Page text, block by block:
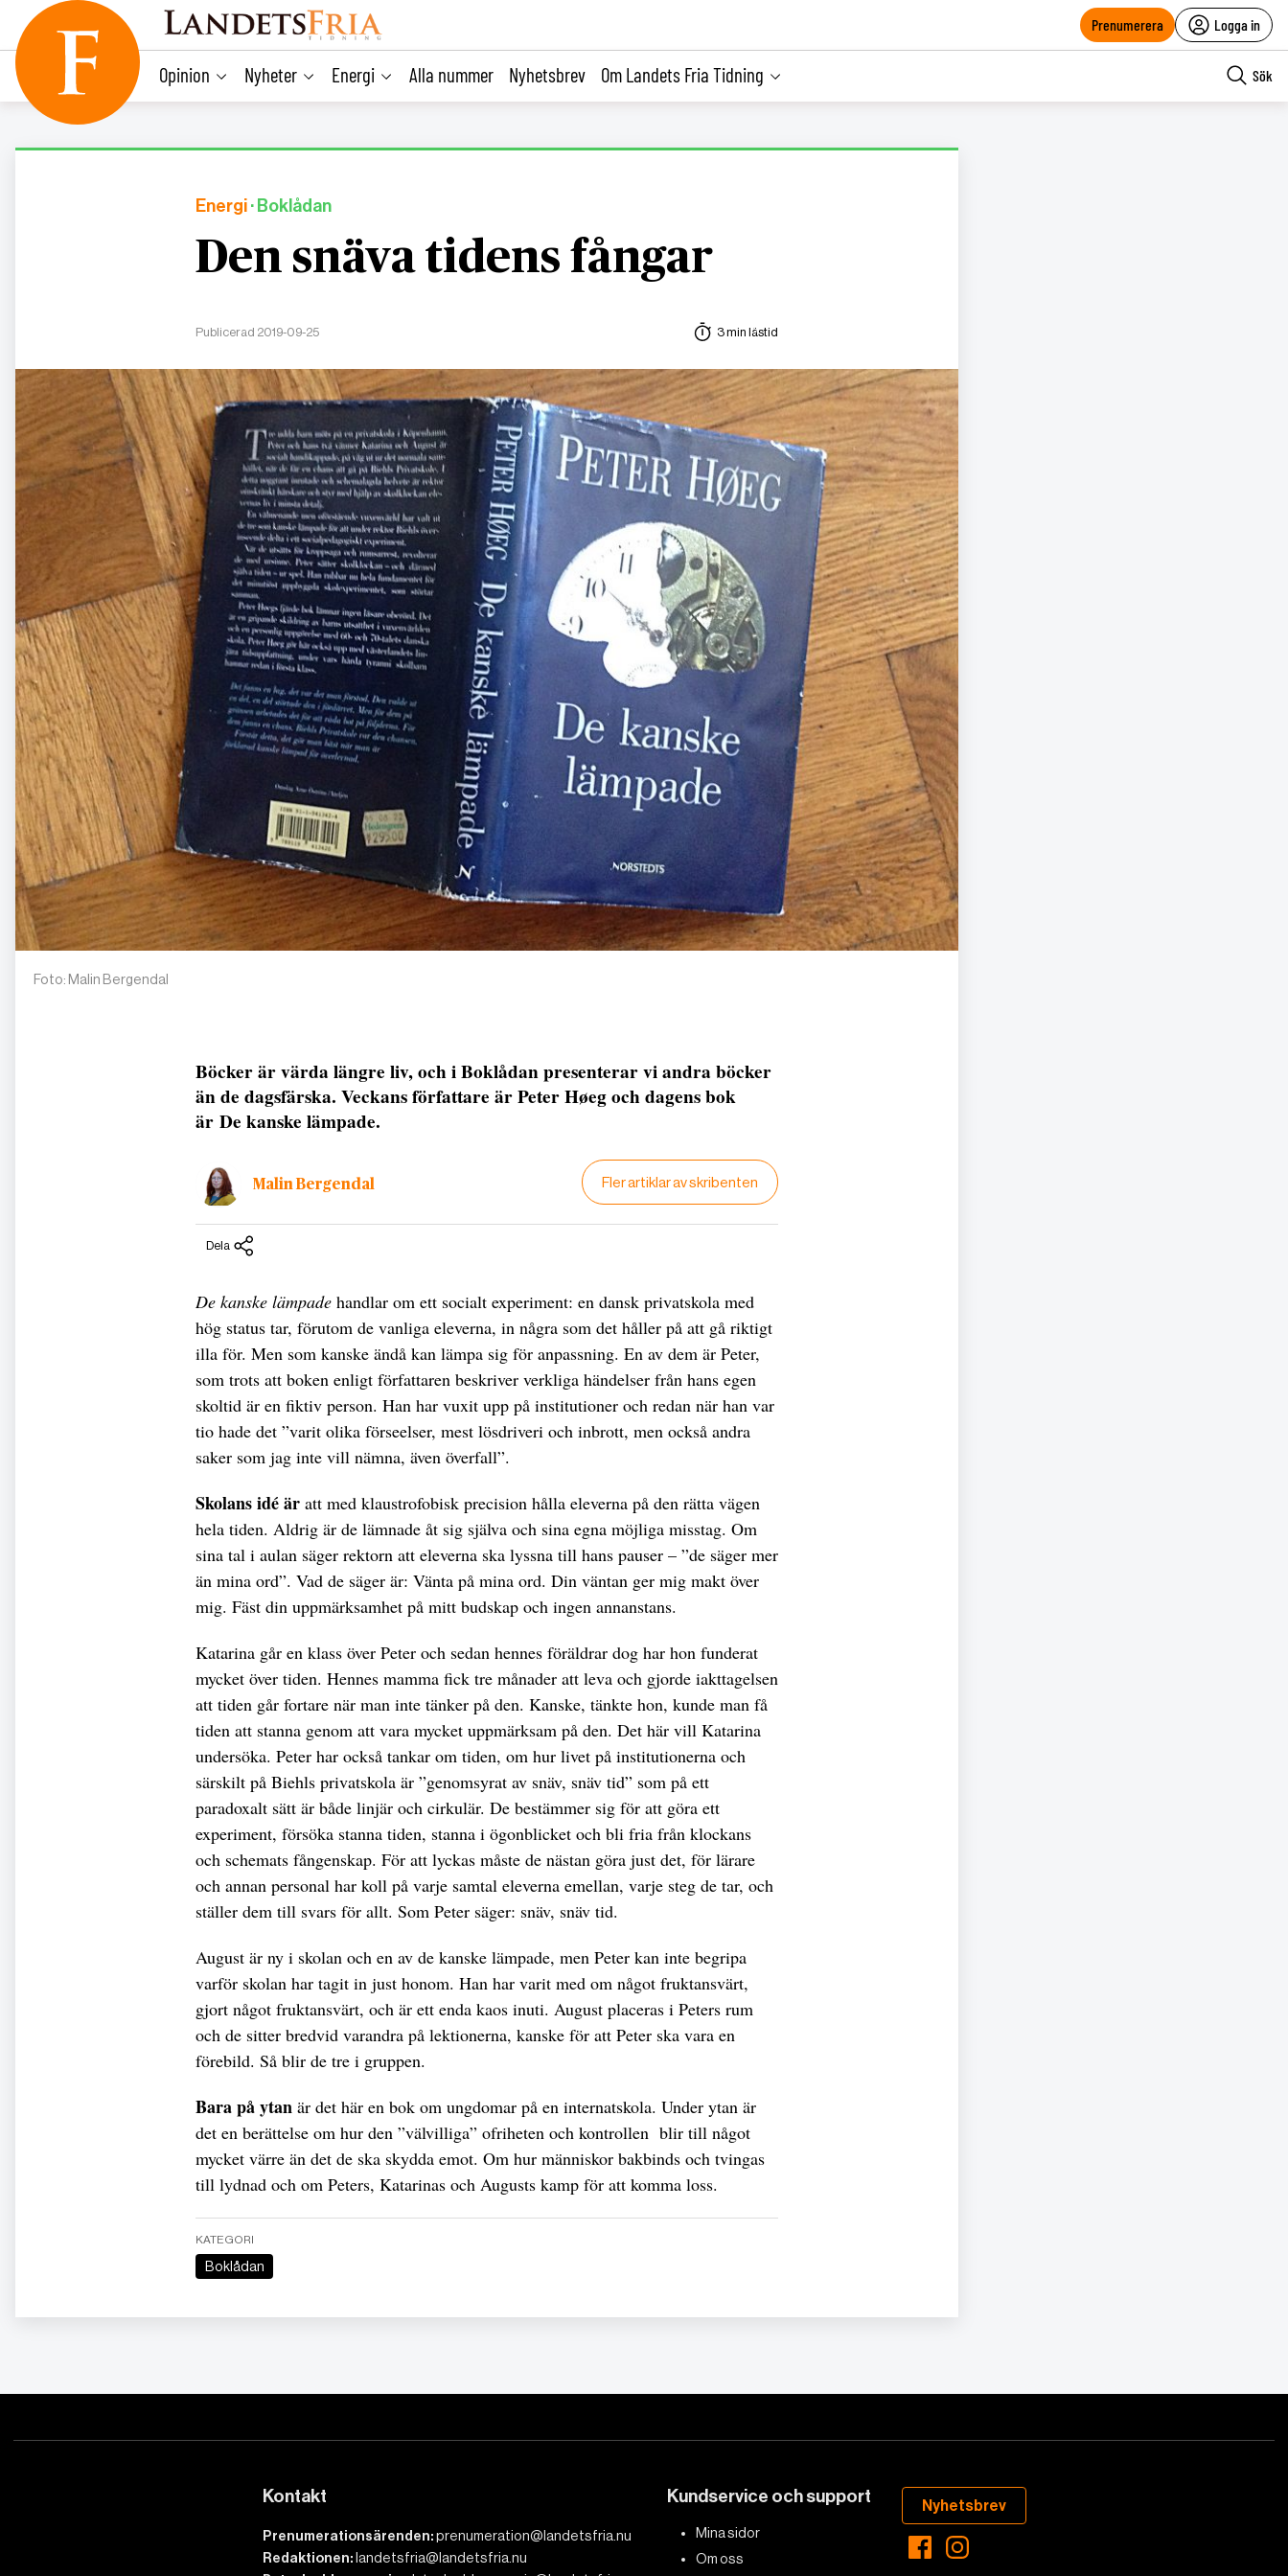
content
Prenumerera Logga in
Opinion Nyheter Energi Alla nummer Nyhetsbrev Om Landets Fria Tidning Sök
Energi· Boklådan
Den snäva tidens fångar
Publicerad 2019-09-25 3 min lästid
Foto: Malin Bergendal
Böcker är värda längre liv, och i Boklådan presenterar vi andra böcker
än de dagsfärska. Veckans författare är Peter Høeg och dagens bok
är De kanske lämpade.
Malin Bergendal Fler artiklar av skribenten
Dela
De kanske lämpade handlar om ett socialt experiment: en dansk privatskola med
hög status tar, förutom de vanliga eleverna, in några som det håller på att gå riktigt
illa för. Men som kanske ändå kan lämpa sig för anpassning. En av dem är Peter,
som trots att boken enligt författaren beskriver verkliga händelser från hans egen
skoltid är en fiktiv person. Han har vuxit upp på institutioner och redan när han var
tio hade det ”varit olika förseelser, mest lösdriveri och inbrott, men också andra
saker som jag inte vill nämna, även överfall”.
Skolans idé är att med klaustrofobisk precision hålla eleverna på den rätta vägen
hela tiden. Aldrig är de lämnade åt sig själva och sina egna möjliga misstag. Om
sina tal i aulan säger rektorn att eleverna ska lyssna till hans pauser – ”de säger mer
än mina ord”. Vad de säger är: Vänta på mina ord. Din väntan ger mig makt över
mig. Fäst din uppmärksamhet på mitt budskap och ingen annanstans.
Katarina går en klass över Peter och sedan hennes föräldrar dog har hon funderat
mycket över tiden. Hennes mamma fick tre månader att leva och gjorde iakttagelsen
att tiden går fortare när man inte tänker på den. Kanske, tänkte hon, kunde man få
tiden att stanna genom att vara mycket uppmärksam på den. Det här vill Katarina
undersöka. Peter har också tankar om tiden, om hur livet på institutionerna och
särskilt på Biehls privatskola är ”genomsyrat av snäv, snäv tid” som på ett
paradoxalt sätt är både linjär och cirkulär. De bestämmer sig för att göra ett
experiment, försöka stanna tiden, stanna i ögonblicket och bli fria från klockans
och schemats fångenskap. För att lyckas måste de nästan göra just det, för lärare
och annan personal har koll på varje samtal eleverna emellan, varje steg de tar, och
ställer dem till svars för allt. Som Peter säger: snäv, snäv tid.
August är ny i skolan och en av de kanske lämpade, men Peter kan inte begripa
varför skolan har tagit in just honom. Han har varit med om något fruktansvärt,
gjort något fruktansvärt, och är ett enda kaos inuti. August placeras i Peters rum
och de sitter bredvid varandra på lektionerna, kanske för att Peter ska vara en
förebild. Så blir de tre i gruppen.
Bara på ytan är det här en bok om ungdomar på en internatskola. Under ytan är
det en berättelse om hur den ”välvilliga” ofriheten och kontrollen blir till något
mycket värre än det de ska skydda emot. Om hur människor bakbinds och tvingas
till lydnad och om Peters, Katarinas och Augusts kamp för att komma loss.
KATEGORI
Boklådan
Kontakt
Prenumerationsärenden:prenumeration@landetsfria.nu
Redaktionen: landetsfria@landetsfria.nu
Kundservice och support
Mina sidor
Om oss
Nyhetsbrev